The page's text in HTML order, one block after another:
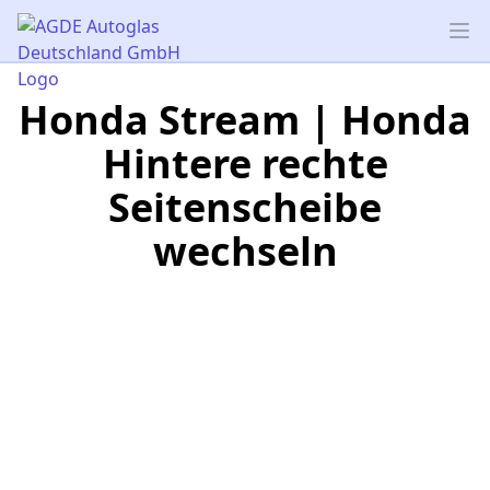
AGDE Autoglas Deutschland GmbH
Honda Stream | Honda
Hintere rechte
Seitenscheibe
wechseln